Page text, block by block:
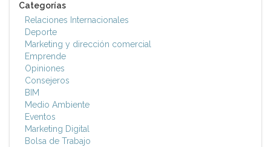
Categorías
Relaciones Internacionales
Deporte
Marketing y dirección comercial
Emprende
Opiniones
Consejeros
BIM
Medio Ambiente
Eventos
Marketing Digital
Bolsa de Trabajo